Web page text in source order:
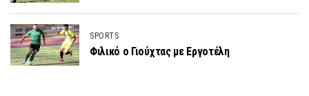
SPORTS
Φιλικό ο Γιούχτας με Εργοτέλη